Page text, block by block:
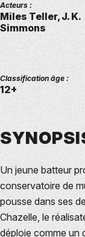
Acteurs :
Miles Teller, J. K.
Simmons
Classification âge :
12+
Un jeune batteur
conservatoire de
pousse dans ses
Chazelle, le
déploie comme un